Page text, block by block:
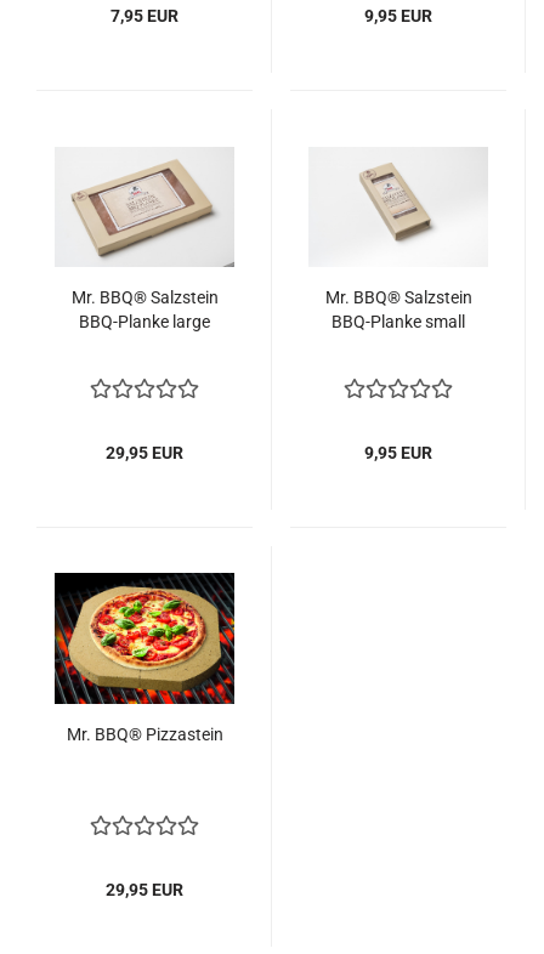
7,95 EUR 9,95 EUR
Mr. BBQ® Salzstein
BBQ-Planke large
29,95 EUR
Mr. BBQ® Salzstein
BBQ-Planke small
9,95 EUR
Mr. BBQ® Pizzastein
29,95 EUR